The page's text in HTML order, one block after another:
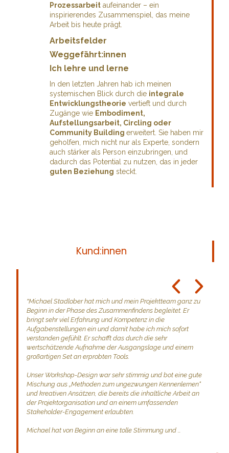
Prozessarbeit aufeinander – ein
inspirierendes Zusammenspiel, das meine
Arbeit bis heute prägt.
Arbeitsfelder
Weggefährt:innen
Ich lehre und lerne
In den letzten Jahren hab ich meinen
systemischen Blick durch die integrale
Entwicklungstheorie vertieft und durch
Zugänge wie Embodiment,
Aufstellungsarbeit, Circling oder
Community Buildingerweitert. Sie haben mir
geholfen, mich nicht nur als Experte, sondern
auch stärker als Person einzubringen, und
dadurch das Potential zu nutzen, das in jeder
guten Beziehung steckt.
Kund:innen
"Michael Stadlober hat mich und mein Projektteam ganz zu
Beginn in der Phase des Zusammenfindens begleitet. Er
bringt sehr viel Erfahrung und Kompetenz in die
Aufgabenstellungen ein und damit habe ich mich sofort
verstanden gefühlt. Er schafft das durch die sehr
wertschätzende Aufnahme der Ausgangslage und einem
großartigen Set an erprobten Tools.
Unser Workshop-Design war sehr stimmig und bot eine gute
Mischung aus „Methoden zum ungezwungen Kennenlernen“
und kreativen Ansätzen, die bereits die inhaltliche Arbeit an
der Projektorganisation und an einem umfassenden
Stakeholder-Engagement erlaubten.
Michael hat von Beginn an eine tolle Stimmung und